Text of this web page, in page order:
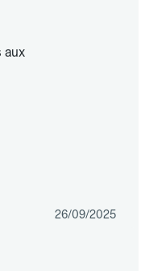
aux
26/09/2025